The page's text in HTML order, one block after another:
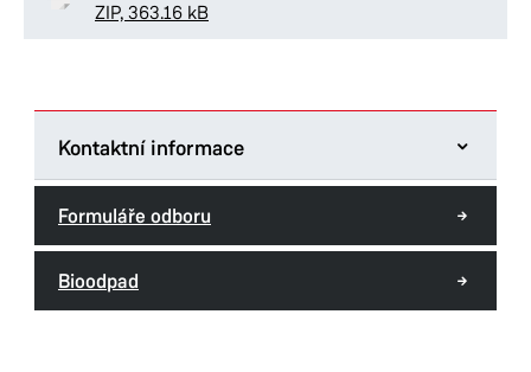
ZIP, 363.16 kB
Kontaktní informace
Magistrát města Pardubic
Štrossova 44
530 21 Pardubice
Tel.: 466 859 111
Formuláře odboru
Bioodpad